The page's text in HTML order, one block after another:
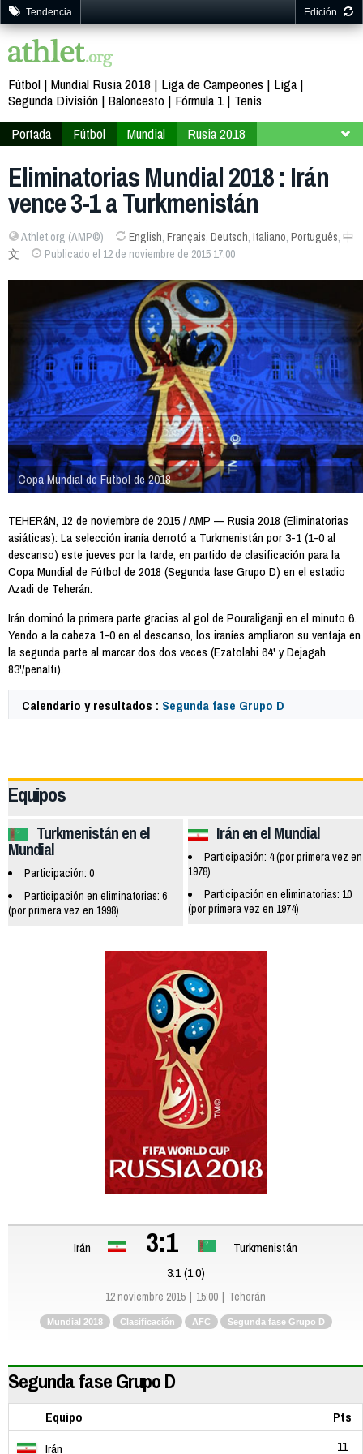
Tendencia Edición
Fútbol Mundial Rusia 2018 Liga de Campeones
Liga
Segunda División Baloncesto Fórmula 1
Tenis
Portada
Fútbol Mundial
Rusia 2018
Eliminatorias Mundial 2018 : Irán
vence 3-1 a Turkmenistán
Athlet.org (AMP©) English, Français, Deutsch, Italiano, Português, 中
文
Publicado el 12 de noviembre de 2015 17:00
Copa Mundial de Fútbol de 2018
TEHERáN, 12 de noviembre de 2015 / AMP — Rusia 2018 (Eliminatorias
asiáticas): La selección iranía derrotó a Turkmenistán por 3-1 (1-0 al
descanso) este jueves por la tarde, en partido de clasificación para la
Copa Mundial de Fútbol de 2018 (Segunda fase Grupo D) en el estadio
Azadi de Teherán.
Irán dominó la primera parte gracias al gol de Pouraliganji en el minuto 6.
Yendo a la cabeza 1-0 en el descanso, los iraníes ampliaron su ventaja en
la segunda parte al marcar dos dos veces (Ezatolahi 64' y Dejagah
83'/penalti).
Calendario y resultados : Segunda fase Grupo D
Equipos
Irán en el Mundial
Participación: 4 (por primera vez en
1978)
Participación en eliminatorias: 10
(por primera vez en 1974)
Turkmenistán en el
Mundial
Participación: 0
Participación en eliminatorias: 6
(por primera vez en 1998)
Irán 3:1
Turkmenistán
3:1 (1:0)
12 noviembre 2015 15:00 Teherán
Mundial 2018 Clasificación AFC Segunda fase Grupo D
Segunda fase Grupo D
Equipo
Pts
Irán
11